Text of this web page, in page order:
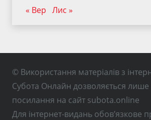
« Вер Лис »
© Використання матеріалів з
Субота Онлайн дозволяється
посилання на сайт subota.online
Для інтернет-видань обов’язкове